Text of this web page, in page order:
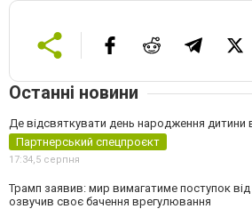
Останні новини
Де відсвяткувати день народження дитини
Партнерський спецпроєкт
17:34,5 серпня
Трамп заявив: мир вимагатиме поступок від
озвучив своє бачення врегулювання